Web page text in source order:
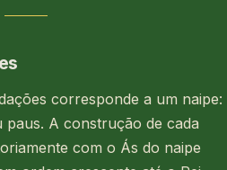
corresponde a um naipe:
A construção de cada
com o Ás do naipe